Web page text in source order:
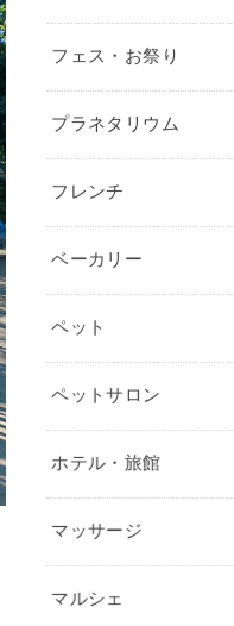
フェス・お祭り
プラネタリウム
フレンチ
ベーカリー
ペット
ペットサロン
ホテル・旅館
マッサージ
マルシェ